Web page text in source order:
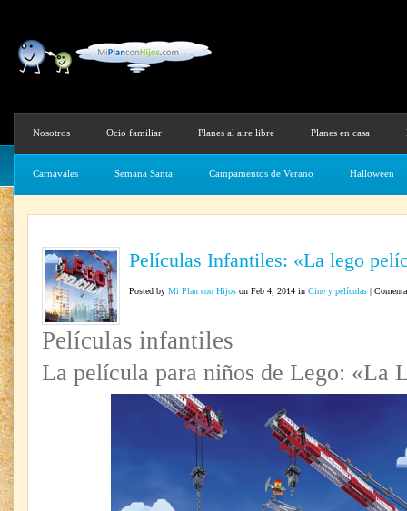
Nosotros Ocio familiar Planes al aire libre Planes en casa
Carnavales Semana Santa Campamentos de Verano Halloween
Películas Infantiles: «La lego
Posted by Mi Plan con Hijos on Feb 4, 2014 in Cine y películas |
Películas infantiles
La película para niños de Lego: «La